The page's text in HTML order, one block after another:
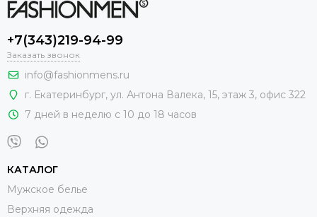
+7(343)219-94-99
Заказать звонок
info@fashionmens.ru
г. Екатеринбург, ул. Антона Валека, 15, этаж 3, офис 322
7 дней в неделю с 10 до 18 часов
КАТАЛОГ
Мужское белье
Верхняя одежда